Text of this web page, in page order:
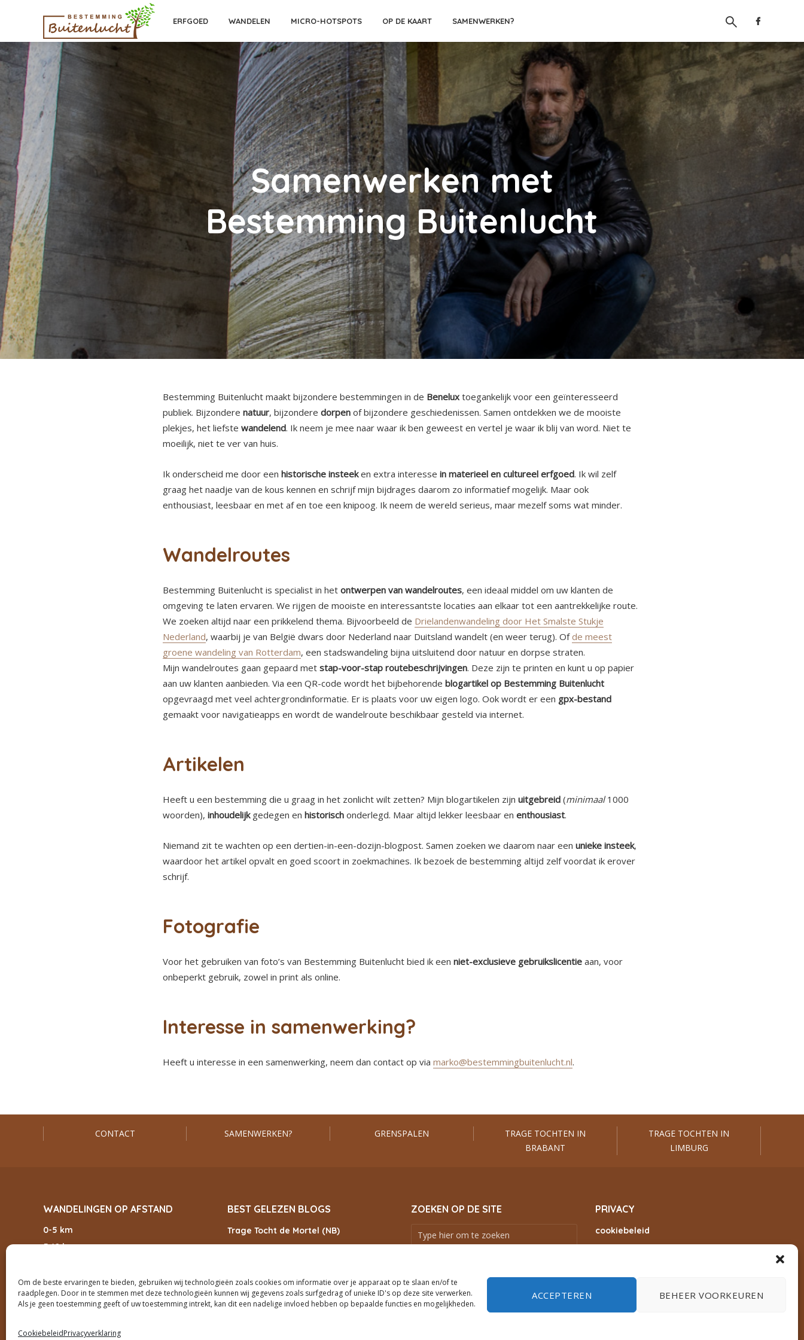
Om de beste ervaringen te bieden, gebruiken wij technologieën zoals cookies om informatie over je apparaat op te slaan en/of te
raadplegen. Door in te stemmen met deze technologieën kunnen wij gegevens zoals surfgedrag of unieke ID's op deze site verwerken.
Als je geen toestemming geeft of uw toestemming intrekt, kan dit een nadelige invloed hebben op bepaalde functies en mogelijkheden.
ACCEPTEREN BEHEER VOORKEUREN
CookiebeleidPrivacyverklaring
ERFGOED WANDELEN MICRO-HOTSPOTS OP DE KAART SAMENWERKEN?
Samenwerken met
Bestemming Buitenlucht
Bestemming Buitenlucht maakt bijzondere bestemmingen in de Beneluxtoegankelijk voor een geïnteresseerd
publiek. Bijzondere natuur, bijzondere dorpen of bijzondere geschiedenissen. Samen ontdekken we de mooiste
plekjes, het liefste wandelend. Ik neem je mee naar waar ik ben geweest en vertel je waar ik blij van word. Niet te
moeilijk, niet te ver van huis.
Ik onderscheid me door een historische insteeken extra interesse in materieel en cultureel erfgoed. Ik wil zelf
graag het naadje van de kous kennen en schrijf mijn bijdrages daarom zo informatief mogelijk. Maar ook
enthousiast, leesbaar en met af en toe een knipoog. Ik neem de wereld serieus, maar mezelf soms wat minder.
Wandelroutes
Bestemming Buitenlucht is specialist in het ontwerpen van wandelroutes, een ideaal middel om uw klanten de
omgeving te laten ervaren. We rijgen de mooiste en interessantste locaties aan elkaar tot een aantrekkelijke route.
We zoeken altijd naar een prikkelend thema. Bijvoorbeeld de Drielandenwandeling door Het Smalste Stukje
Nederland, waarbij je van België dwars door Nederland naar Duitsland wandelt (en weer terug). Ofde meest
groene wandeling van Rotterdam, een stadswandeling bijna uitsluitend door natuur en dorpse straten.
Mijn wandelroutes gaan gepaard met stap-voor-stap routebeschrijvingen. Deze zijn te printen en kunt u op papier
aan uw klanten aanbieden. Via een QR-code wordt het bijbehorende blogartikel op Bestemming Buitenlucht
opgevraagd met veel achtergrondinformatie. Er is plaats voor uw eigen logo. Ook wordt er een gpx-bestand
gemaakt voor navigatieapps en wordt de wandelroute beschikbaar gesteld via internet.
Artikelen
Heeft u een bestemming die u graag in het zonlicht wilt zetten? Mijn blogartikelen zijn uitgebreid (minimaal1000
woorden), inhoudelijk gedegen en historisch onderlegd. Maar altijd lekker leesbaar en enthousiast.
Niemand zit te wachten op een dertien-in-een-dozijn-blogpost. Samen zoeken we daarom naar een unieke insteek,
waardoor het artikel opvalt en goed scoort in zoekmachines. Ik bezoek de bestemming altijd zelf voordat ik erover
schrijf.
Fotografie
Voor het gebruiken van foto’s van Bestemming Buitenlucht bied ik een niet-exclusieve gebruikslicentie aan, voor
onbeperkt gebruik, zowel in print als online.
Interesse in samenwerking?
Heeft u interesse in een samenwerking, neem dan contact op via marko@bestemmingbuitenlucht.nl.
CONTACT SAMENWERKEN? GRENSPALEN
TRAGE TOCHTEN IN
BRABANT
TRAGE TOCHTEN IN
LIMBURG
WANDELINGEN OP AFSTAND
0-5 km
5-10 km
15-20 km
20-25 km
BEST GELEZEN BLOGS
Trage Tocht de Mortel (NB)
Andreas Schotel wandeling
Wandelen rond Ridderkerk
Trage Tocht Slenaken
ZOEKEN OP DE SITE PRIVACY
cookiebeleid
privacyverklaring